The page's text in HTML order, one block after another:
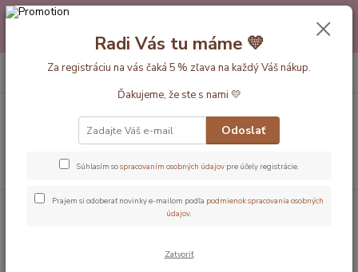
Máte nejakú otázku alebo váhate s výberom? Neváhajte a zavolajte
pokojne aj večer alebo cez víkend. Sme tu pre Vás.💛 Petra a babička
Monička
EUR
Hľadať
+420 777 610 855
Dĺžka vaku 130cm (3-6rokov)
Ledovcový CELOROČNÝ spací vak
odopínateľnými rukávmi 3-6 rokov, 130cm
Ledovcový CELOROČNÝ spací vak
Radi Vás tu máme 💛
Za registráciu na vás čaká 5 % zľava na každý Váš nákup.
Ďakujeme, že ste s nami 💛
Odoslať
Súhlasím sospracovaním osobných údajov pre účely registrácie.
Prajem si odoberať novinky e-mailom podľa podmienok spracovania osobných
údajov.
Zatvoriť